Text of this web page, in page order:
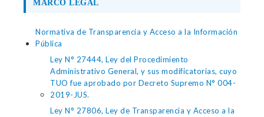
MARCO LEGAL
Normativa de Transparencia y Acceso a la Información
Pública
Ley N° 27444, Ley del Procedimiento
Administrativo General, y sus modificatorias, cuyo
TUO fue aprobado por Decreto Supremo N° 004-
2019-JUS.
Ley N° 27806, Ley de Transparencia y Acceso a la